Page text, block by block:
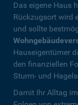
Das eigene Haus
Rückzugsort wird
und sollte
Hauseigentümer
den finanziellen
Sturm- und
Damit Ihr Alltag